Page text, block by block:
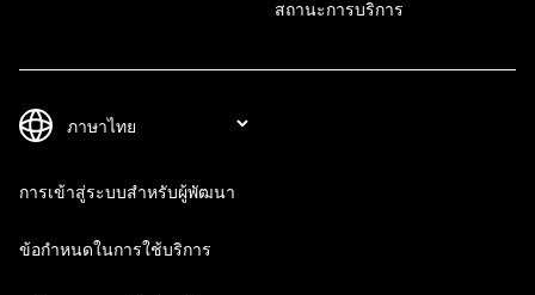
สถานะการบริการ
การเข้าสู่ระบบสำหรับผู้พัฒนา
ข้อกำหนดในการใช้บริการ